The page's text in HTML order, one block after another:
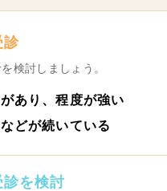
診
検討しましょう。
あり、程度が強い
どが続いている
診を検討